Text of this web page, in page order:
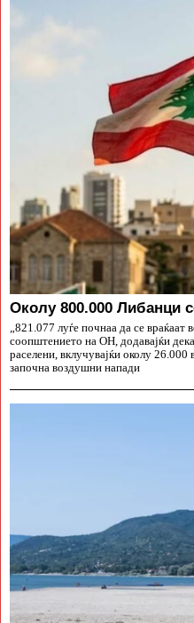
Околу 800.000 Либанци
„821.077 луѓе почнаа да се враќаат
соопштението на ОН, додавајќи
раселени, вклучувајќи околу
започна воздушни напади